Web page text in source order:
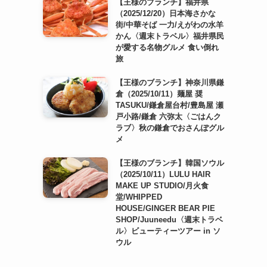
【王様のブランチ】福井県
（2025/12/20）日本海さかな
街/中華そば 一力/えがわの水羊
かん〈週末トラベル〉福井県民
が愛する名物グルメ 食い倒れ
旅
【王様のブランチ】神奈川県鎌
倉（2025/10/11）麺屋 奨
TASUKU/鎌倉屋台村/豊島屋 瀬
戸小路/鎌倉 六弥太〈ごはんク
ラブ〉秋の鎌倉でおさんぽグル
メ
【王様のブランチ】韓国ソウル
（2025/10/11）LULU HAIR
MAKE UP STUDIO/月火食
堂/WHIPPED
HOUSE/GINGER BEAR PIE
SHOP/Juuneedu〈週末トラベ
ル〉ビューティーツアー in ソ
ウル